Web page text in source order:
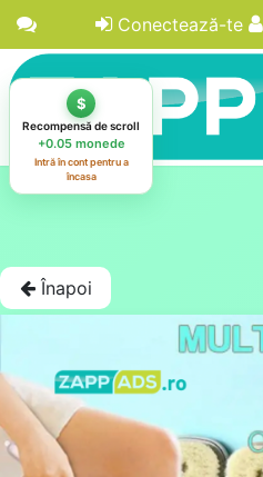
Conectează-te
Înapoi